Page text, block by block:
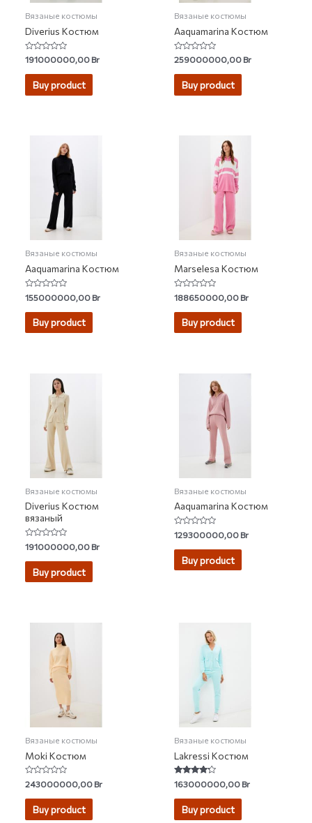
Вязаные костюмы
Diverius Костюм
Rated
0
out
191000000,00Br
Buy product
Вязаные костюмы
Aaquamarina Костюм
Rated
0
out
259000000,00Br
Buy product
Вязаные костюмы
Aaquamarina Костюм
Rated
0
out
155000000,00Br
Buy product
Вязаные костюмы
Marselesa Костюм
Rated
0
out
188650000,00Br
Buy product
Вязаные костюмы
Diverius Костюм
вязаный
Rated
0
out
191000000,00Br
Buy product
Вязаные костюмы
Aaquamarina Костюм
Rated
0
out
129300000,00Br
Buy product
Вязаные костюмы
Moki Костюм
Rated
0
out
243000000,00Br
Buy product
Вязаные костюмы
Lakressi Костюм
Rated
4.00
out of 5
163000000,00Br
Buy product